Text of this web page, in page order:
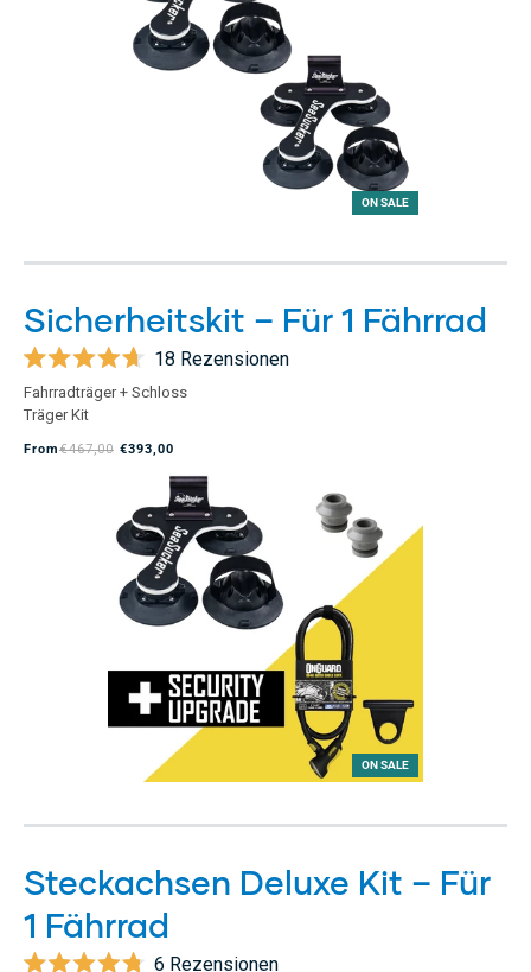
ON SALE
ON SALE
Sicherheitskit – Für 1 Fährrad
4.7
von
Sternen
18 Rezensionen
Fahrradträger + Schloss
Träger Kit
From€467,00 €393,00
Steckachsen Deluxe Kit – Für
1 Fährrad
6 Rezensionen